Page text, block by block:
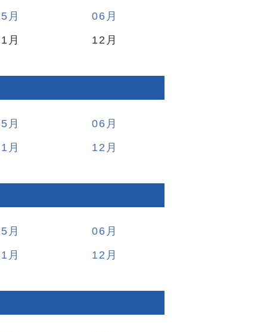
06
12
06
12
06
12